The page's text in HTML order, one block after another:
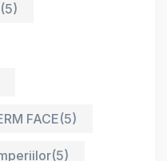
(5)
FACE(5)
(5)